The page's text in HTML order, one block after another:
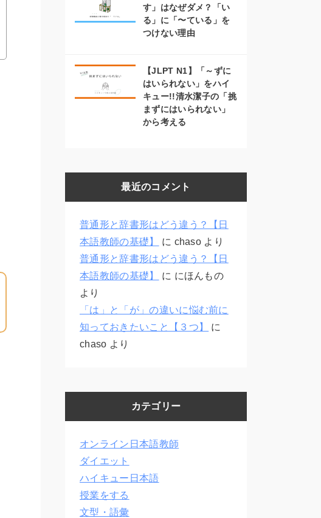
す」はなぜダメ？「い
る」に「〜ている」を
つけない理由
【JLPT N1】「～ずに
はいられない」をハイ
キュー!!清水潔子の「挑
まずにはいられない」
から考える
最近のコメント
普通形と辞書形はどう違う？【日
本語教師の基礎】
に chaso より
普通形と辞書形はどう違う？【日
本語教師の基礎】
に にほんもの
より
「は」と「が」の違いに悩む前に
知っておきたいこと【３つ】
に
chaso より
カテゴリー
オンライン日本語教師
ダイエット
ハイキュー日本語
授業をする
文型・語彙